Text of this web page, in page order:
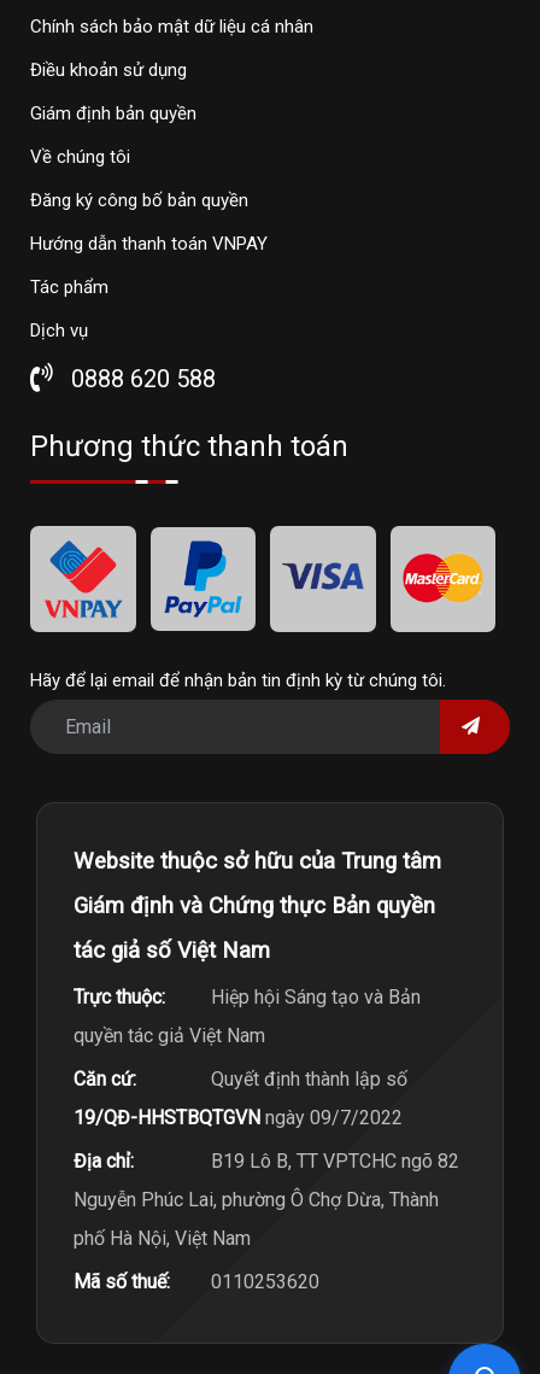
Chính sách bảo mật dữ liệu cá nhân
Điều khoản sử dụng
Giám định bản quyền
Về chúng tôi
Đăng ký công bố bản quyền
Hướng dẫn thanh toán VNPAY
Tác phẩm
Dịch vụ
0888 620 588
Phương thức thanh toán
Hãy để lại email để nhận bản tin định kỳ từ chúng tôi.
Website thuộc sở hữu của Trung tâm
Giám định và Chứng thực Bản quyền
tác giả số Việt Nam
Trực thuộc:
Hiệp hội Sáng tạo và Bản
quyền tác giả Việt Nam
Căn cứ:
Quyết định thành lập số
19/QĐ-HHSTBQTGVN ngày 09/7/2022
Địa chỉ:
B19 Lô B, TT VPTCHC ngõ 82
Nguyễn Phúc Lai, phường Ô Chợ Dừa, Thành
phố Hà Nội, Việt Nam
Mã số thuế:
0110253620